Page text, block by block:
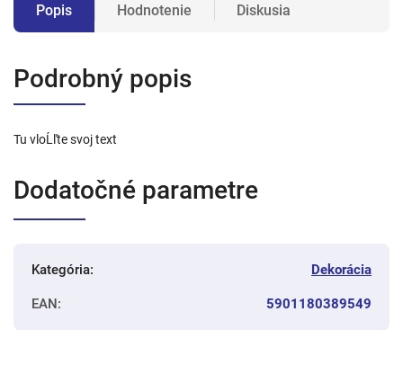
Popis Hodnotenie Diskusia
Podrobný popis
Tu vloĹľte svoj text
Dodatočné parametre
Kategória: Dekorácia
EAN: 5901180389549